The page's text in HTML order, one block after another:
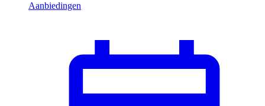
Aanbiedingen